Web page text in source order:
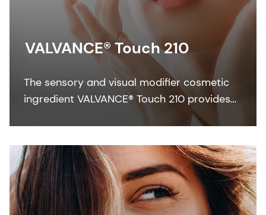
VALVANCE® Touch 210
The sensory and visual modifier cosmetic
ingredient VALVANCE® Touch 210 provides
anti-shine, silky touch and a lightweight feel